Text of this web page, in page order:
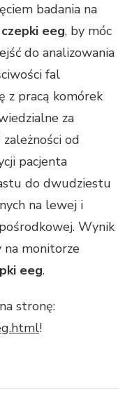
badania na
czepki eeg, by móc
do analizowania
fal
z pracą komórek
za
od
pacjenta
do dwudziestu
na lewej i
Wynik
na monitorze
eeg.
stronę:
!